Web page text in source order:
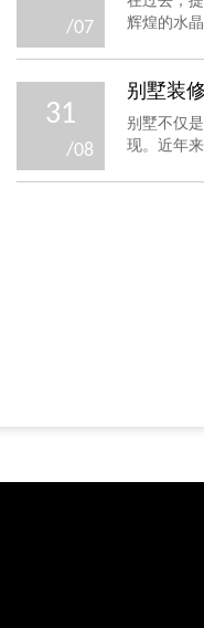
/07
辉煌的水
31
/08
别墅装
别墅不仅
现。近年